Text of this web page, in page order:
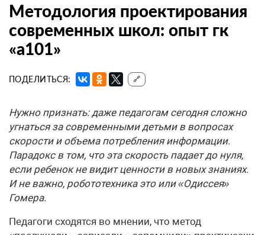
Методология проектирования
современных школ: опыт гк
«а101»
ПОДЕЛИТЬСЯ: 🔗
Нужно признать: даже педагогам сегодня сложно
угнаться за современными детьми в вопросах
скорости и объема потребления информации.
Парадокс в том, что эта скорость падает до нуля,
если ребенок не видит ценности в новых знаниях.
И не важно, робототехника это или «Одиссея»
Гомера.
Педагоги сходятся во мнении, что метод